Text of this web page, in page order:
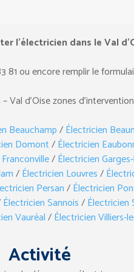
l’électricien dans le Val
81 ou encore remplir le
Val d’Oise zones
Beauchamp/Électricien
Domont/Électricien
/Électricien
/Électricien Louvres/
Persan/Électricien
Électricien Sannois/Électricien
Vauréal/Électricien Villiers-
Activité